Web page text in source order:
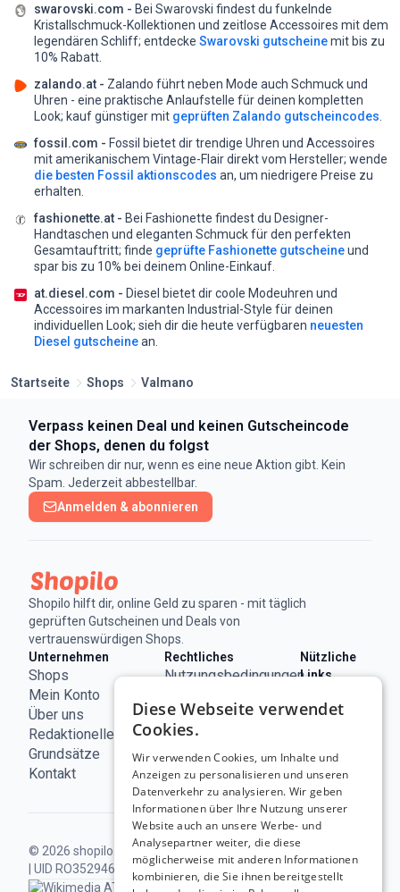
swarovski.com - Bei Swarovski findest du funkelnde
Kristallschmuck-Kollektionen und zeitlose Accessoires mit dem
legendären Schliff; entdecke Swarovski gutscheinemit bis zu
10% Rabatt.
zalando.at - Zalando führt neben Mode auch Schmuck und
Uhren - eine praktische Anlaufstelle für deinen kompletten
Look; kauf günstiger mit geprüften Zalando gutscheincodes
fossil.com - Fossil bietet dir trendige Uhren und Accessoires
mit amerikanischem Vintage-Flair direkt vom Hersteller; wende
die besten Fossil aktionscodes an, um niedrigere Preise zu
erhalten.
fashionette.at - Bei Fashionette findest du Designer-
Handtaschen und eleganten Schmuck für den perfekten
Gesamtauftritt; finde geprüfte Fashionette gutscheineund
spar bis zu 10% bei deinem Online-Einkauf.
at.diesel.com - Diesel bietet dir coole Modeuhren und
Accessoires im markanten Industrial-Style für deinen
individuellen Look; sieh dir die heute verfügbaren neuesten
Diesel gutscheinean.
Startseite Shops Valmano
Verpass keinen Deal und keinen Gutscheincode
der Shops, denen du folgst
Wir schreiben dir nur, wenn es eine neue Aktion gibt. Kein
Spam. Jederzeit abbestellbar.
Anmelden & abonnieren
Shopilo hilft dir, online Geld zu sparen - mit täglich
geprüften Gutscheinen und Deals von
vertrauenswürdigen Shops.
Unternehmen
Shops
Mein Konto
Über uns
Redaktionelle
Grundsätze
Kontakt
Rechtliches
Nutzungsbedingungen
Datenschutzerklärung
Cookie-
Richtlinie
Nützliche
Links
Österreich
© 2026 shopilo.at.Betrieben von DontPayFull SRL
| UID RO35294618.
Alle Rechte vorbehalten.
Diese Webseite verwendet
Cookies.
Wir verwenden Cookies, um Inhalte und
Anzeigen zu personalisieren und unseren
Datenverkehr zu analysieren. Wir geben
Informationen über Ihre Nutzung unserer
Website auch an unsere Werbe- und
Analysepartner weiter, die diese
möglicherweise mit anderen Informationen
kombinieren, die Sie ihnen bereitgestellt